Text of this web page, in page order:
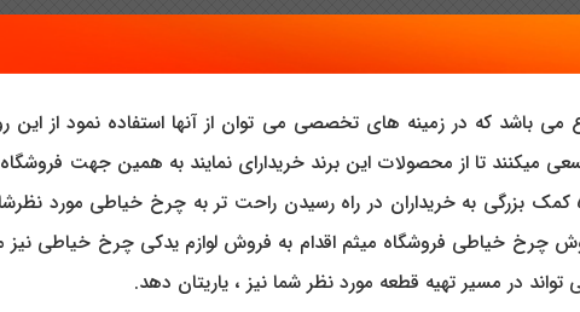
باشد که در زمینه های تخصصی می توان از آنها استفاده نمود از این
میکنند تا از محصولات این برند خریدارای نمایند به همین جهت
شده است تا با ارائه و فروش چرخ خیاطی های این برند محبوب بلاخص چرخ خیاطی ژوکی 555 کمک بزرگی به خریداران در راه رسیدن راحت
خیاطی فروشگاه میثم اقدام به فروش لوازم یدکی چرخ خیاطی نیز
در مسیر تهیه قطعه مورد نظر شما نیز ، یاریتان دهد.